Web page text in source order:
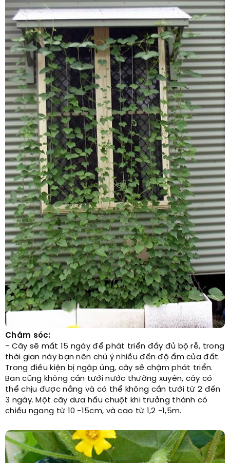
Chăm sóc:
- Cây sẽ mất 15 ngày để phát triển đầy đủ bộ rễ, trong
thời gian này bạn nên chú ý nhiều đến độ ẩm của đất.
Trong điều kiện bị ngập úng, cây sẽ chậm phát triển.
Ban cũng không cần tưới nước thường xuyên, cây có
thể chịu được nắng và có thể không cần tưới từ 2 đến
3 ngày. Một cây dưa hấu chuột khi trưởng thành có
chiều ngang từ 10 -15cm, và cao từ 1,2 -1,5m.